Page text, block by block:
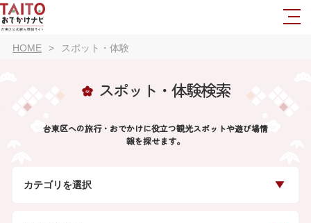
HOME スポット・体験
スポット・体験検索
台東区への旅行・おでかけに役立つ観光スポットや遊び場情
報を探せます。
カテゴリを選択